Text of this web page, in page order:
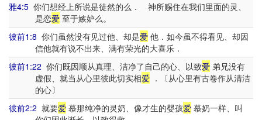
雅4:5 你们想经上所说是徒然的么． 神所赐住在我们里面的灵、
是恋爱至于嫉妒么。
彼前1:8 你们虽然没有见过他、却是爱 他．如今虽不得看见、却因
信他就有说不出来、满有荣光的大喜乐．
彼前1:22 你们既因顺从真理、洁净了自己的心、以致爱 弟兄没有
虚假、就当从心里彼此切实相爱．〔从心里有古卷作从清洁
的心〕
彼前2:2 就要爱 慕那纯净的灵奶、像才生的婴孩爱 慕奶一样、叫